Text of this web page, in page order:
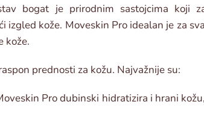
bogat je prirodnim sastojcima koji
izgled kože. Moveskin Pro idealan je za
kože.
prednosti za kožu. Najvažnije su:
Pro dubinski hidratizira i hrani